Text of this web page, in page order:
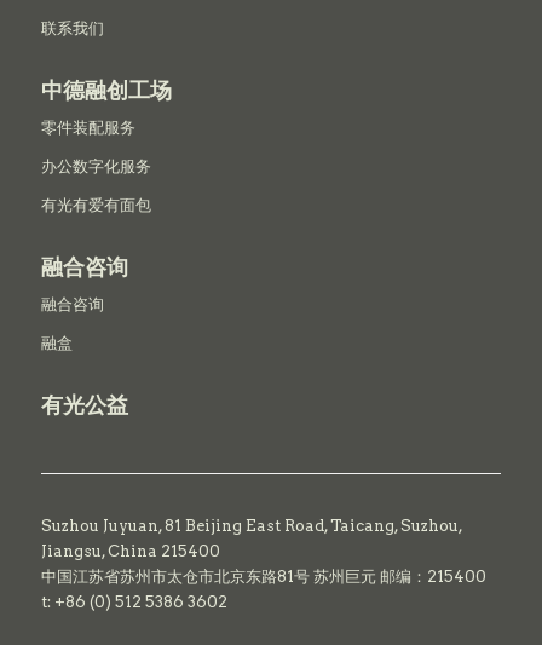
联系我们
中德融创工场
零件装配服务
办公数字化服务
有光有爱有面包
融合咨询
融合咨询
融盒
有光公益
Suzhou Juyuan, 81 Beijing East Road,Taicang,Suzhou,
Jiangsu, China 215400
中国江苏省苏州市太仓市北京东路81号 苏州巨元 邮编：215400
t: +86 (0) 512 5386 3602